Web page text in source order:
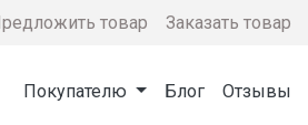
товар Заказать товар
Покупателю Блог Отзывы